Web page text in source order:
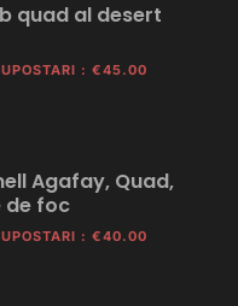
quad al desert
: €45.00
Agafay, Quad,
de foc
: €40.00